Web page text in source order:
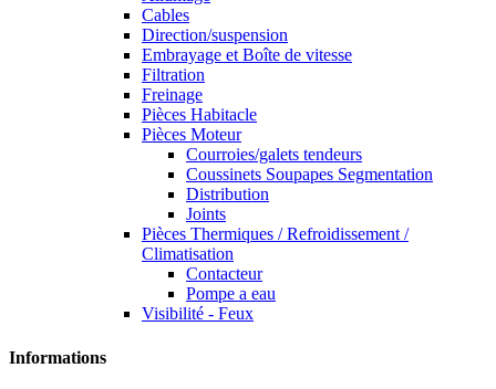
Cables
Direction/suspension
Embrayage et Boîte de vitesse
Filtration
Freinage
Pièces Habitacle
Pièces Moteur
Courroies/galets tendeurs
Coussinets Soupapes Segmentation
Distribution
Joints
Pièces Thermiques / Refroidissement /
Climatisation
Contacteur
Pompe a eau
Visibilité - Feux
Informations